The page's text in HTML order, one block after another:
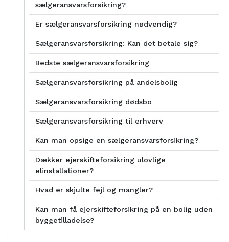
sælgeransvarsforsikring?
Er sælgeransvarsforsikring nødvendig?
Sælgeransvarsforsikring: Kan det betale sig?
Bedste sælgeransvarsforsikring
Sælgeransvarsforsikring på andelsbolig
Sælgeransvarsforsikring dødsbo
Sælgeransvarsforsikring til erhverv
Kan man opsige en sælgeransvarsforsikring?
Dækker ejerskifteforsikring ulovlige
elinstallationer?
Hvad er skjulte fejl og mangler?
Kan man få ejerskifteforsikring på en bolig uden
byggetilladelse?